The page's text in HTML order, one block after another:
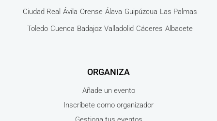
Ciudad Real Ávila Orense Álava Guipúzcua Las Palmas
Toledo Cuenca Badajoz Valladolid Cáceres Albacete
ORGANIZA
Añade un evento
Inscríbete como organizador